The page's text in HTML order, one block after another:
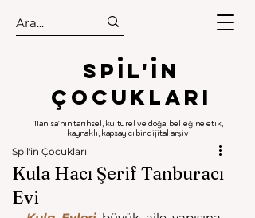
.
.
Spıl'in
Çocukları
Manisa'nın tarihsel, kültürel ve doğal belleğine etik,
kaynaklı, kapsayıcı bir dijital arşiv
Kula Hacı Şerif Tanburacı
Evi
Spil'in Çocukları